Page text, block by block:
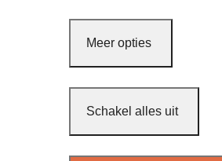
Meer opties
Schakel alles uit